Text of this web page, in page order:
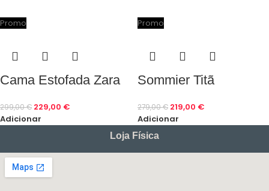
Promo
Cama Estofada Zara
299,00€ 229,00 €
Adicionar
Promo
Sommier Titã
279,00€ 219,00 €
Adicionar
Loja Física